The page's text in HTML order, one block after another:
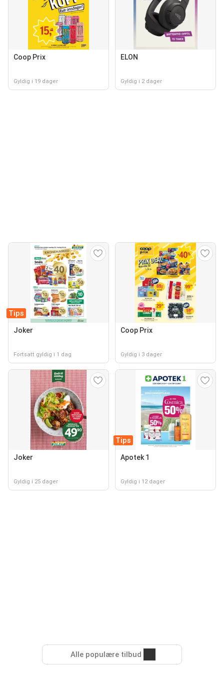
Coop Prix
Gyldig i 19 dager
ELON
Gyldig i 2 dager
Tips
Joker
Fortsatt gyldig i 1 dag
Coop Prix
Gyldig i 3 dager
Joker
Gyldig i 25 dager
Tips
Apotek 1
Gyldig i 12 dager
Alle populære tilbud